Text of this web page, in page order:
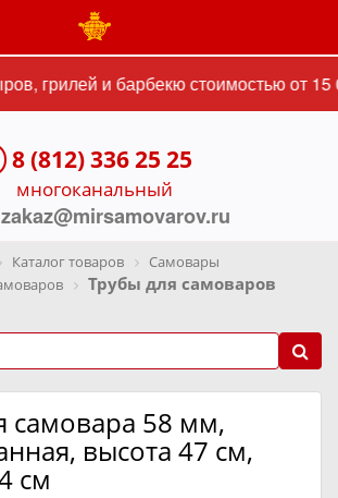
грилей и барбекю стоимостью от
8 (812) 336 25 25
многоканальный
Каталог товаров
Самовары
Трубы для самоваров
самовара 58 мм,
высота 47 см,
см